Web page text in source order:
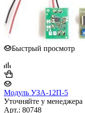
Быстрый просмотр
Модуль УЗА-12П-5
Уточняйте у менеджера
Арт.: 80748